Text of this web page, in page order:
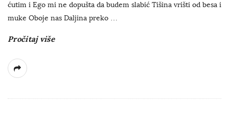
ćutim i Ego mi ne dopušta da budem slabić Tišina vrišti od besa i
muke Oboje nas Daljina preko …
Pročitaj više